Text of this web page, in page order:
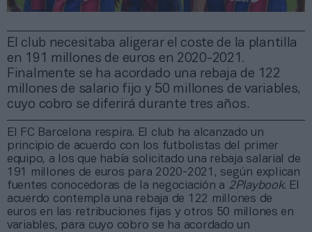
El club necesitaba aligerar el coste de la plantilla
en 191 millones de euros en 2020-2021.
Finalmente se ha acordado una rebaja de 122
millones de salario fijo y 50 millones de variables,
cuyo cobro se diferirá durante tres años.
El FC Barcelona respira. El club ha alcanzado un
principio de acuerdo con los futbolistas del primer
equipo, a los que había solicitado una rebaja salarial de
191 millones de euros para 2020-2021, según explican
fuentes conocedoras de la negociación a 2Playbook. El
acuerdo contempla una rebaja de 122 millones de
euros en las retribuciones fijas y otros 50 millones en
variables, para cuyo cobro se ha acordado un